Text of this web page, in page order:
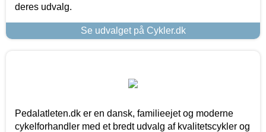
deres udvalg.
Se udvalget på Cykler.dk
Pedalatleten.dk er en dansk, familieejet og moderne
cykelforhandler med et bredt udvalg af kvalitetscykler og